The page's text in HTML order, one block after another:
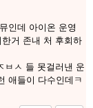
인데 아이온 운영
거 존내 처 후회하
ㅂㅅ 들 못걸러낸 운
애들이 다수인데ㅋ